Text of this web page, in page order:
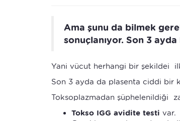
Ama şunu da bilmek
sonuçlanıyor. Son 3
Yani vücut herhangi bir şekildei
Son 3 ayda da plasenta ciddi bir
Toksoplazmadan şüphelenildiği
Tokso IGG avidite testi var.